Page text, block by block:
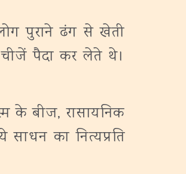
पुराने ढंग से खेती
पैदा कर लेते थे।
बीज, रासायनिक
का नित्यप्रति